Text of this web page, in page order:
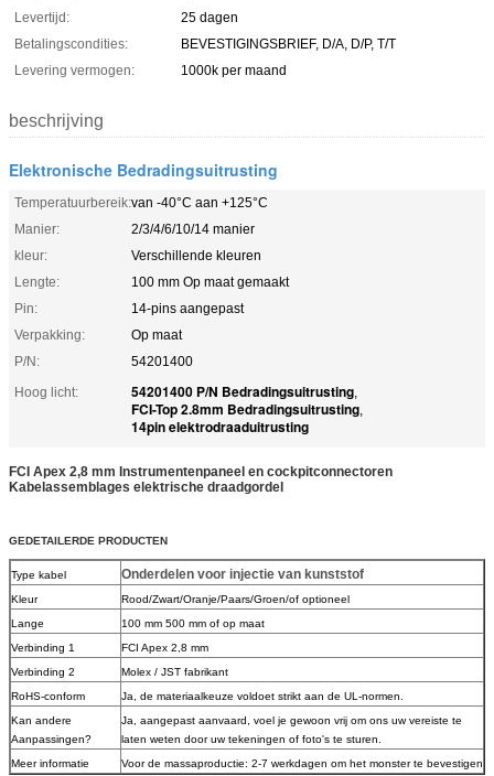
Levertijd:
25 dagen
Betalingscondities:
BEVESTIGINGSBRIEF, D/A, D/P, T/T
Levering vermogen:
1000k per maand
beschrijving
Elektronische Bedradingsuitrusting
Temperatuurbereik:van -40°C aan +125°C
Manier:
2/3/4/6/10/14 manier
kleur:
Verschillende kleuren
Lengte:
100 mm Op maat gemaakt
Pin:
14-pins aangepast
Verpakking:
Op maat
P/N:
54201400
Hoog licht:
54201400 P/N Bedradingsuitrusting,
FCI-Top 2.8mm Bedradingsuitrusting,
14pin elektrodraaduitrusting
FCI Apex 2,8 mm Instrumentenpaneel en cockpitconnectoren
Kabelassemblages elektrische draadgordel
GEDETAILERDE PRODUCTEN
Type kabel Onderdelen voor injectie van kunststof
Kleur
Rood/Zwart/Oranje/Paars/Groen/of optioneel
Lange
100 mm 500 mm of op maat
Verbinding 1
FCI Apex 2,8 mm
Verbinding 2
Molex / JST fabrikant
RoHS-conform
Ja, de materiaalkeuze voldoet strikt aan de UL-normen.
Kan andere
Aanpassingen?
Ja, aangepast aanvaard, voel je gewoon vrij om ons uw vereiste te
laten weten door uw tekeningen of foto's te sturen.
Meer informatie
Voor de massaproductie: 2-7 werkdagen om het monster te bevestigen